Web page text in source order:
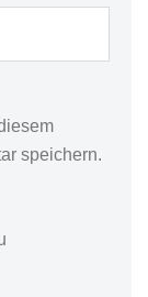
speichern.